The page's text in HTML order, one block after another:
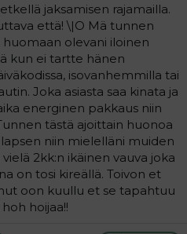
jaksamisen rajamailla.
että! \|O Mä tunnen
huomaan olevani iloinen
kun ei tartte hänen
isovanhemmilla tai
Joka asiasta saa kinata ja
energinen pakkaus niin
tästä ajoittain huonoa
niin mielelläni muiden
2kk:n ikäinen vauva joka
on tosi kireällä. Toivon et
oon kuullu et se tapahtuu
hoijaa!!